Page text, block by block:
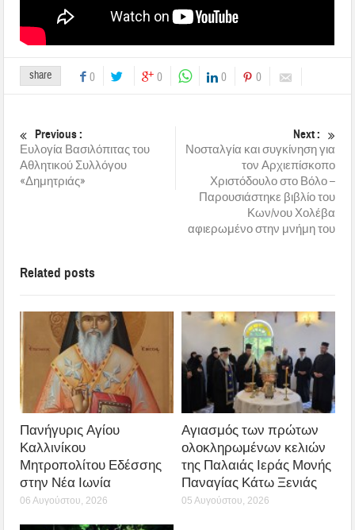
share 0 0 0 0
Previous :
Ευλογία Βασιλόπιτας του
Αθλητικού Συλλόγου
«Δημητριάς»
Next :
Νοσταλγία και συγκίνηση για
τον Αρχιεπίσκοπο
Χριστόδουλο στο Βόλο –
Παρουσιάστηκε βιβλίο του
Κων/νου Χολέβα
αφιερωμένο στην μνήμη του
Related posts
Πανήγυρις Αγίου
Καλλινίκου
Μητροπολίτου Εδέσσης
στην Νέα Ιωνία
06 Αυγούστου, 2026
Αγιασμός των πρώτων
ολοκληρωμένων κελιών
της Παλαιάς Ιεράς Μονής
Παναγίας Κάτω Ξενιάς
05 Αυγούστου, 2026